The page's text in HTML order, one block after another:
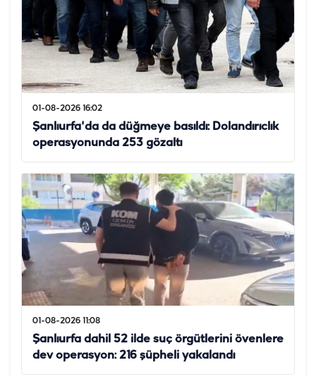
01-08-2026 16:02
Şanlıurfa'da da düğmeye basıldı: Dolandırıclık
operasyonunda 253 gözaltı
01-08-2026 11:08
Şanlıurfa dahil 52 ilde suç örgütlerini övenlere
dev operasyon: 216 şüpheli yakalandı